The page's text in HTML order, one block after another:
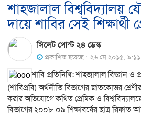
শাহজালাল বিশ্ববিদ্যালয়
দায়ে শাবির সেই শিক্ষার্থী
সিলেট পোস্ট ২৪ ডেস্ক
প্রকাশিত হয়েছে : ২৬ মে ২০১৫, ৯:১১
শাবি প্রতিনিধি: শাহজালাল বিজ্ঞান ও
(শাবিপ্রবি) অর্থনীতি বিভাগের স্নাতকোত্তর
করার অভিযোগে কথিত প্রেমিক ও
বিভাগের ২০০৮-০৯ শিক্ষাবর্ষের ছাত্র রিফাত